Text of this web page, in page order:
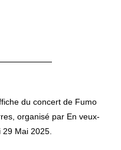
du concert de Fumo
, organisé par En veux-
29 Mai 2025.